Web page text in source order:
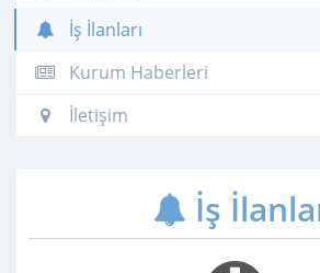
İş İlanları
Kurum Haberleri
İletişim
İş